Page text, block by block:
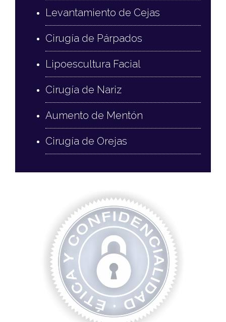
Levantamiento de Cejas
Cirugía de Párpados
Lipoescultura Facial
Cirugía de Nariz
Aumento de Mentón
Cirugía de Orejas